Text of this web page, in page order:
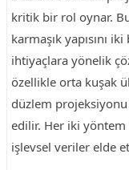
kritik bir rol oynar.
karmaşık yapısını
ihtiyaçlara yönelik
özellikle orta kuşak
düzlem
edilir. Her iki yöntem
işlevsel veriler elde